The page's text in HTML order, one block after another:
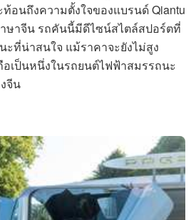
อนถึงความตั้งใจของแบรนด์ Qiantu
ษาจีน รถคันนี้มีดีไซน์สไตล์สปอร์ตที่
ะที่น่าสนใจ แม้ราคาจะยังไม่สูง
อเป็นหนึ่งในรถยนต์ไฟฟ้าสมรรถนะ
จีน